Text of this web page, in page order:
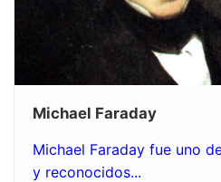
Michael Faraday
Michael Faraday fue uno
y reconocidos...